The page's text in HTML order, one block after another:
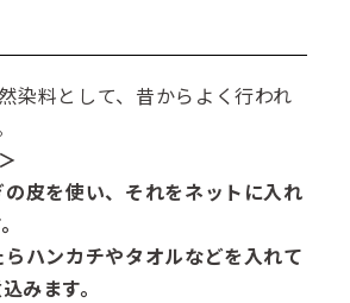
染料として、昔からよく行われ
皮を使い、それをネットに入れ
ハンカチやタオルなどを入れて
みます。